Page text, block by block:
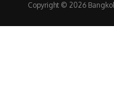
Copyright © 2026